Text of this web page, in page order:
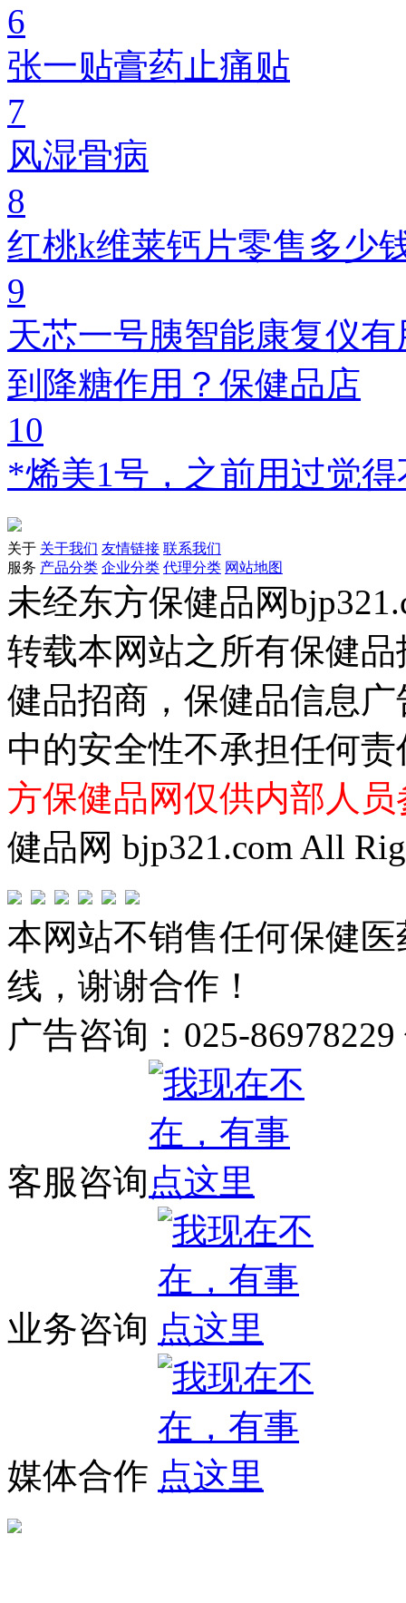
6
张一贴膏药止痛贴
7
风湿骨病
8
红桃k维莱钙片零售多少
9
天芯一号胰智能康复仪
到降糖作用？保健品店
10
*烯美1号，之前用过觉
关于 关于我们 友情链接 联系我们
服务 产品分类 企业分类 代理分类 网站地图
未经东方保健品网
转载本网站之所有保健
健品招商，保健品信息
中的安全性不承担任何责
方保健品网仅供内部人
健品网 bjp321.com All
本网站不销售任何保健
线，谢谢合作！
广告咨询：025-86978229
客服咨询
业务咨询
媒体合作